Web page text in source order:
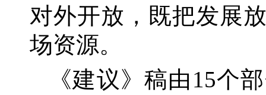
对外开放，既把发展
场资源。
《建议》稿由 15个